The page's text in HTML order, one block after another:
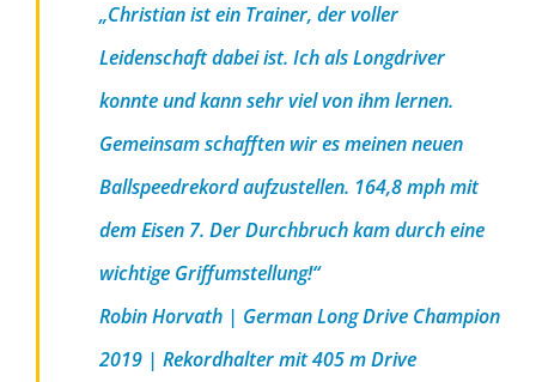
„Christian ist ein Trainer, der voller
Leidenschaft dabei ist. Ich als Longdriver
konnte und kann sehr viel von ihm lernen.
Gemeinsam schafften wir es meinen neuen
Ballspeedrekord aufzustellen. 164,8 mph mit
dem Eisen 7. Der Durchbruch kam durch eine
wichtige Griffumstellung!“
Robin Horvath | German Long Drive Champion
2019 | Rekordhalter mit 405 m Drive